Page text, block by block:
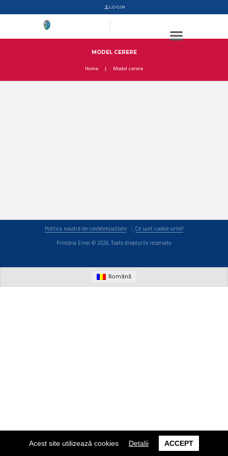
Acest site utilizează cookies Detalii ACCEPT
LOGIN
MODEL CERERE
Home Model cerere
Politica noastră de confidențialitate
Ce sunt cookie-urile?
Primăria Ernei © 2026. Toate drepturile rezervate.
Română